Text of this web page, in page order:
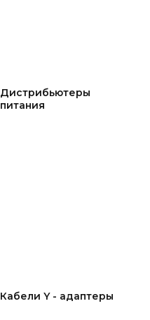
Дистрибьютеры
питания
Кабели Y - адаптеры